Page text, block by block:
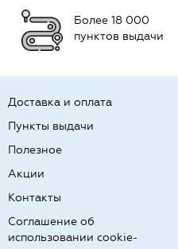
Более 18 000
пунктов выдачи
Доставка и оплата
Пункты выдачи
Полезное
Акции
Контакты
Соглашение об
использовании cookie-